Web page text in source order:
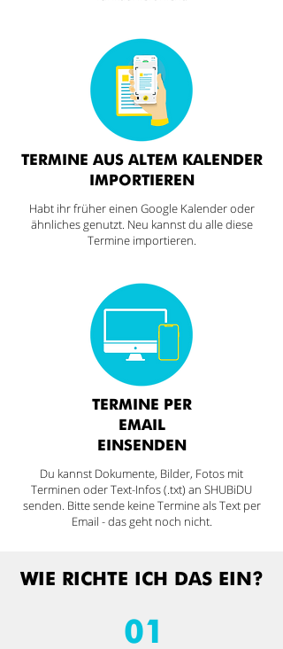
TERMINE AUS ALTEM KALENDER
IMPORTIEREN
Habt ihr früher einen Google Kalender oder
ähnliches genutzt. Neu kannst du alle diese
Termine importieren.
TERMINE PER
EMAIL
EINSENDEN
Du kannst Dokumente, Bilder, Fotos mit
Terminen oder Text-Infos (.txt) an SHUBiDU
senden. Bitte sende keine Termine als Text per
Email - das geht noch nicht.
WIE RICHTE ICH DAS EIN?
01